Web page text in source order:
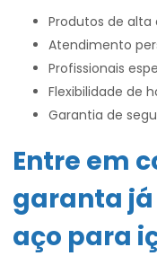
Produtos de
Atendimento
Profissionais
Flexibilidade de
Garantia de
Entre em
garanta já
aço para